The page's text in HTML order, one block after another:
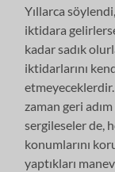
Yıllarca
iktidara
kadar sadık
iktidarlarını
zaman geri
sergileseler de,
konumlarını
yaptıkları